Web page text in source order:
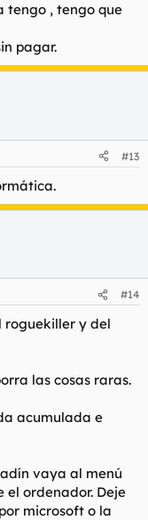
tengo , tengo que
pagar.
#13
#14
roguekiller y del
las cosas raras.
acumulada e
vaya al menú
el ordenador. Deje
microsoft o la